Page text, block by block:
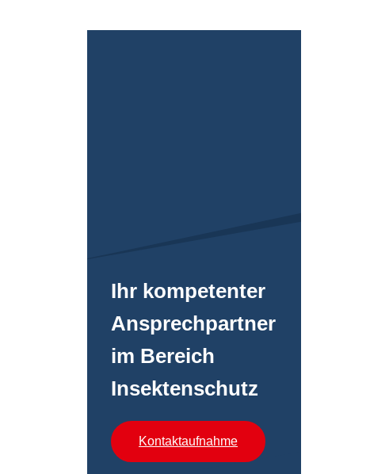
Ihr kompetenter
An­sprech­partner
im Bereich
Insektenschutz
Kontaktaufnahme